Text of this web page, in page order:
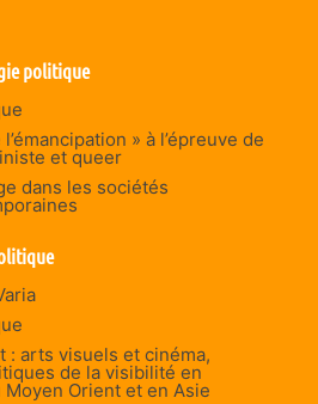
politique
» à l’épreuve de
et queer
dans les sociétés
: arts visuels et cinéma,
de la visibilité en
Orient et en Asie